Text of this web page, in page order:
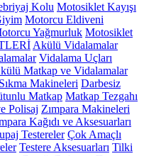
Kolu Motosiklet Kayışı
Motorcu Eldiveni
Yağmurluk Motosiklet
Akülü Vidalamalar
Vidalama Uçları
Matkap ve Vidalamalar
Makineleri Darbesiz
Matkap Matkap Tezgahı
Polisaj Zımpara Makineleri
Kağıdı ve Aksesuarları
Testereler Çok Amaçlı
Testere Aksesuarları Tilki